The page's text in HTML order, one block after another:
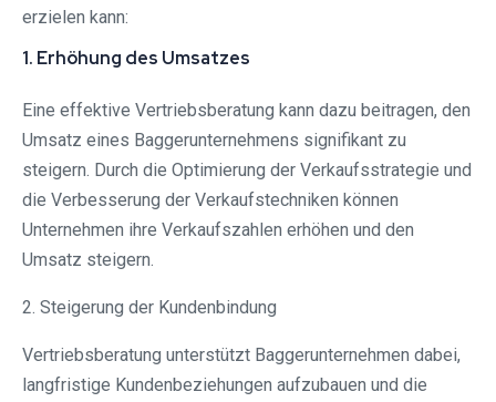
erzielen kann:
1. Erhöhung des Umsatzes
Eine effektive Vertriebsberatung kann dazu beitragen, den
Umsatz eines Baggerunternehmens signifikant zu
steigern. Durch die Optimierung der Verkaufsstrategie und
die Verbesserung der Verkaufstechniken können
Unternehmen ihre Verkaufszahlen erhöhen und den
Umsatz steigern.
2. Steigerung der Kundenbindung
Vertriebsberatung unterstützt Baggerunternehmen dabei,
langfristige Kundenbeziehungen aufzubauen und die